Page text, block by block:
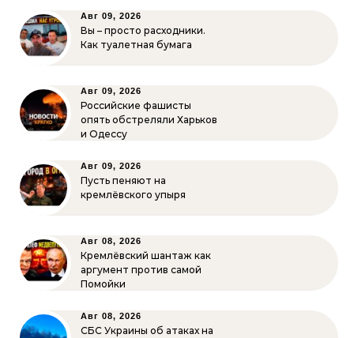
Авг 09, 2026
Вы – просто расходники.
Как туалетная бумага
Авг 09, 2026
Российские фашисты
опять обстреляли Харьков
и Одессу
Авг 09, 2026
Пусть пеняют на
кремлёвского упыря
Авг 08, 2026
Кремлёвский шантаж как
аргумент против самой
Помойки
Авг 08, 2026
СБС Украины об атаках на